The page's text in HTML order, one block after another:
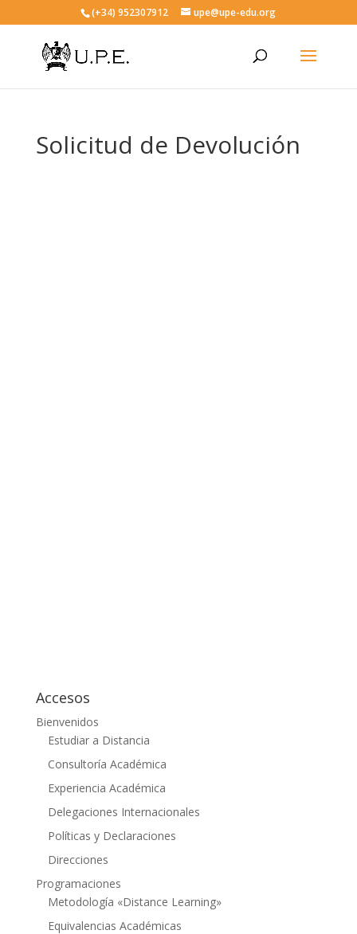
(+34) 952307912 upe@upe-edu.org
Solicitud de Devolución
Accesos
Bienvenidos
Estudiar a Distancia
Consultoría Académica
Experiencia Académica
Delegaciones Internacionales
Políticas y Declaraciones
Direcciones
Programaciones
Metodología «Distance Learning»
Equivalencias Académicas